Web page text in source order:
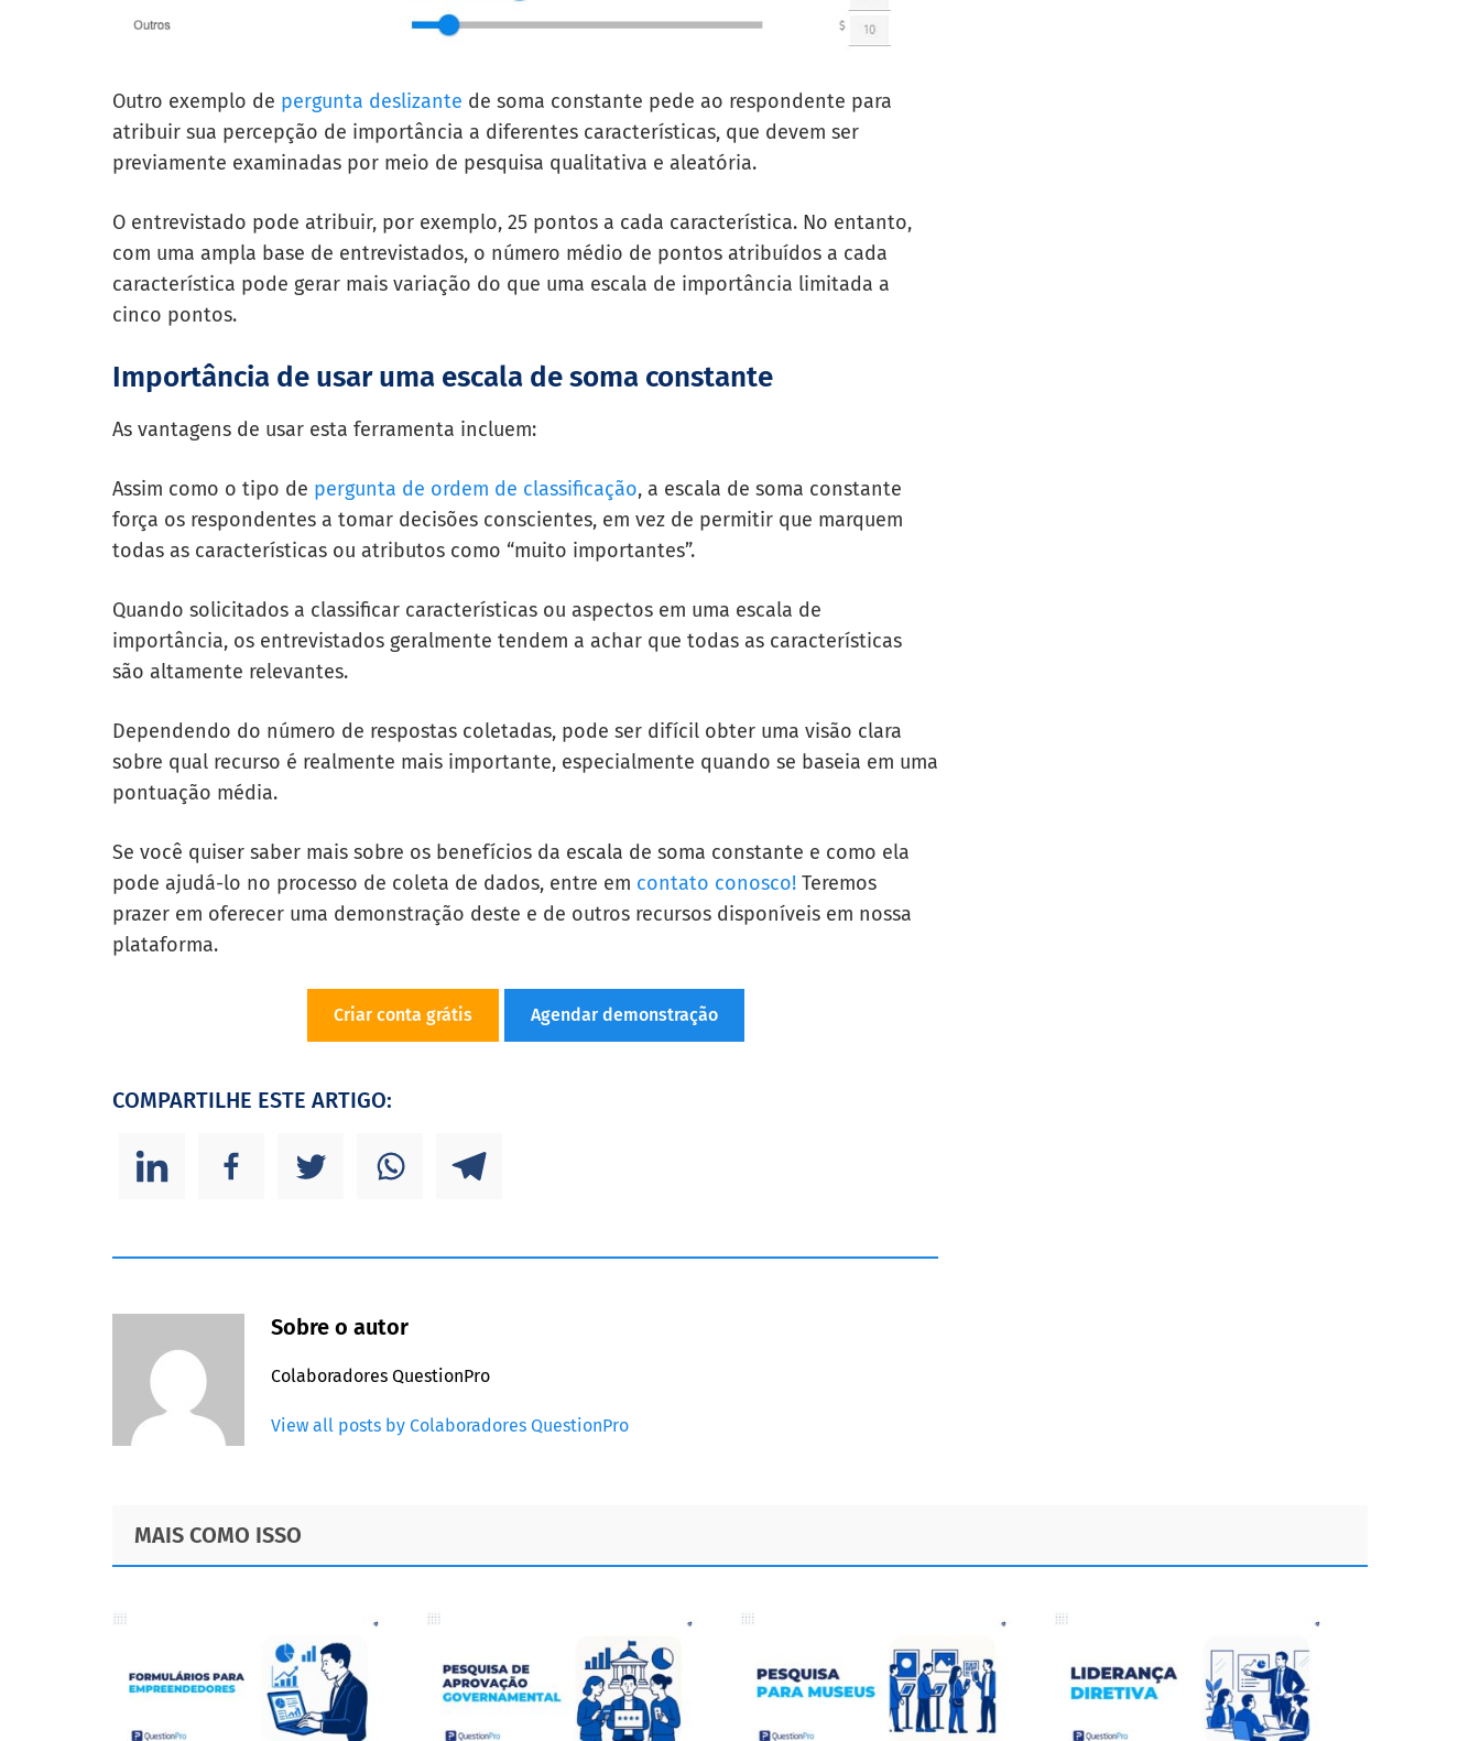
Outro exemplo de pergunta deslizante de soma constante pede ao respondente para
atribuir sua percepção de importância a diferentes características, que devem ser
previamente examinadas por meio de pesquisa qualitativa e aleatória.
O entrevistado pode atribuir, por exemplo, 25 pontos a cada característica. No entanto,
com uma ampla base de entrevistados, o número médio de pontos atribuídos a cada
característica pode gerar mais variação do que uma escala de importância limitada a
cinco pontos.
Importância de usar uma escala de soma constante
As vantagens de usar esta ferramenta incluem:
Assim como o tipo de pergunta de ordem de classificação, a escala de soma constante
força os respondentes a tomar decisões conscientes, em vez de permitir que marquem
todas as características ou atributos como “muito importantes”.
Quando solicitados a classificar características ou aspectos em uma escala de
importância, os entrevistados geralmente tendem a achar que todas as características
são altamente relevantes.
Dependendo do número de respostas coletadas, pode ser difícil obter uma visão clara
sobre qual recurso é realmente mais importante, especialmente quando se baseia em uma
pontuação média.
Se você quiser saber mais sobre os benefícios da escala de soma constante e como ela
pode ajudá-lo no processo de coleta de dados, entre em contato conosco! Teremos
prazer em oferecer uma demonstração deste e de outros recursos disponíveis em nossa
plataforma.
Criar conta grátis Agendar demonstração
COMPARTILHE ESTE ARTIGO:
Sobre o autor
Colaboradores QuestionPro
View all posts by Colaboradores QuestionPro
MAIS COMO ISSO